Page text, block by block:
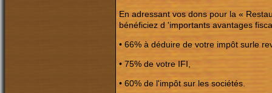
En adressant vos dons pour la «
bénéficiez d 'importants avantages
• 66% à déduire de votre impôt surle
• 75% de votre IFI,
• 60% de l'impôt sur les sociétés.